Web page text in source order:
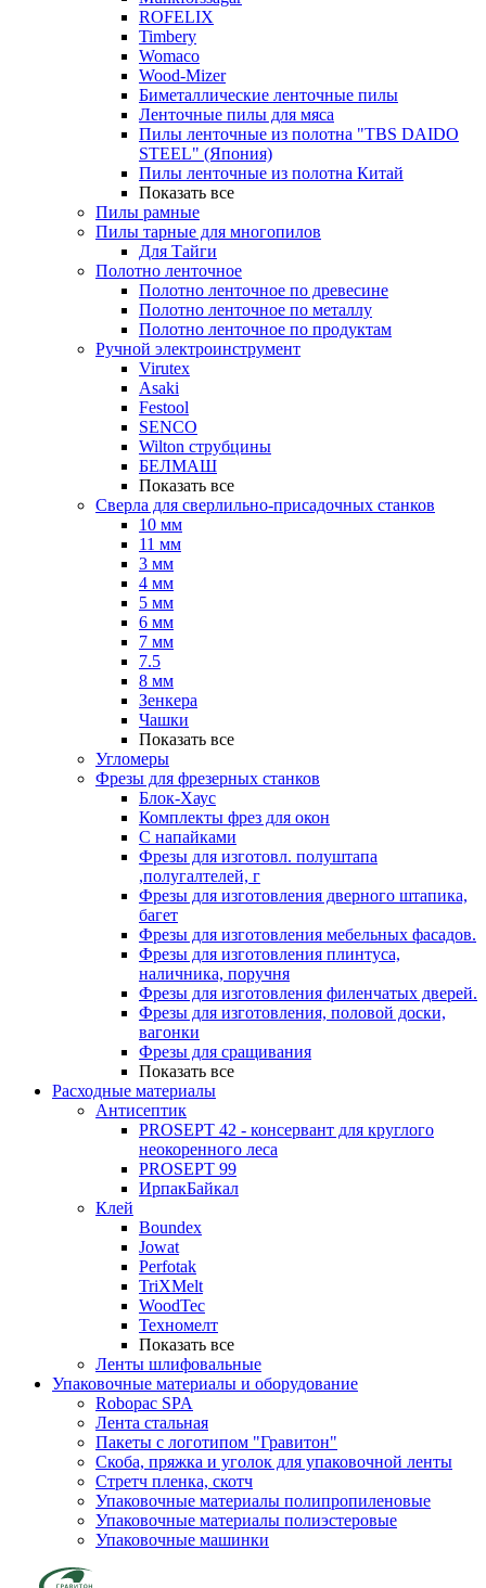
ROFELIX
Timbery
Womaco
Wood-Mizer
Биметаллические ленточные пилы
Ленточные пилы для мяса
Пилы ленточные из полотна "TBS DAIDO
STEEL" (Япония)
Пилы ленточные из полотна Китай
Показать все
Пилы рамные
Пилы тарные для многопилов
Для Тайги
Полотно ленточное
Полотно ленточное по древесине
Полотно ленточное по металлу
Полотно ленточное по продуктам
Ручной электроинструмент
Virutex
Asaki
Festool
SENCO
Wilton струбцины
БЕЛМАШ
Показать все
Сверла для сверлильно-присадочных станков
10 мм
11 мм
3 мм
4 мм
5 мм
6 мм
7 мм
7.5
8 мм
Зенкера
Чашки
Показать все
Угломеры
Фрезы для фрезерных станков
Блок-Хаус
Комплекты фрез для окон
С напайками
Фрезы для изготовл. полуштапа
,полугалтелей, г
Фрезы для изготовления дверного штапика,
багет
Фрезы для изготовления мебельных фасадов.
Фрезы для изготовления плинтуса,
наличника, поручня
Фрезы для изготовления филенчатых дверей.
Фрезы для изготовления, половой доски,
вагонки
Фрезы для сращивания
Показать все
Расходные материалы
Антисептик
PROSEPT 42 - консервант для круглого
неокоренного леса
PROSEPT 99
ИрпакБайкал
Клей
Boundex
Jowat
Perfotak
TriXMelt
WoodTec
Техномелт
Показать все
Ленты шлифовальные
Упаковочные материалы и оборудование
Robopac SPA
Лента стальная
Пакеты с логотипом "Гравитон"
Скоба, пряжка и уголок для упаковочной ленты
Стретч пленка, скотч
Упаковочные материалы полипропиленовые
Упаковочные материалы полиэстеровые
Упаковочные машинки